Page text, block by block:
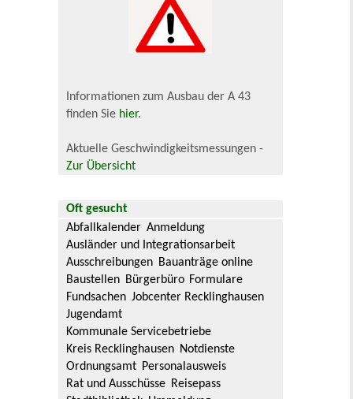
Informationen zum Ausbau der A 43
finden Sie hier.
Aktuelle Geschwindigkeitsmessungen -
Zur Übersicht
Oft gesucht
Abfallkalender Anmeldung
Ausländer und Integrationsarbeit
Ausschreibungen Bauanträge online
Baustellen Bürgerbüro Formulare
Fundsachen Jobcenter Recklinghausen
Jugendamt
Kommunale Servicebetriebe
Kreis Recklinghausen Notdienste
Ordnungsamt Personalausweis
Rat und Ausschüsse Reisepass